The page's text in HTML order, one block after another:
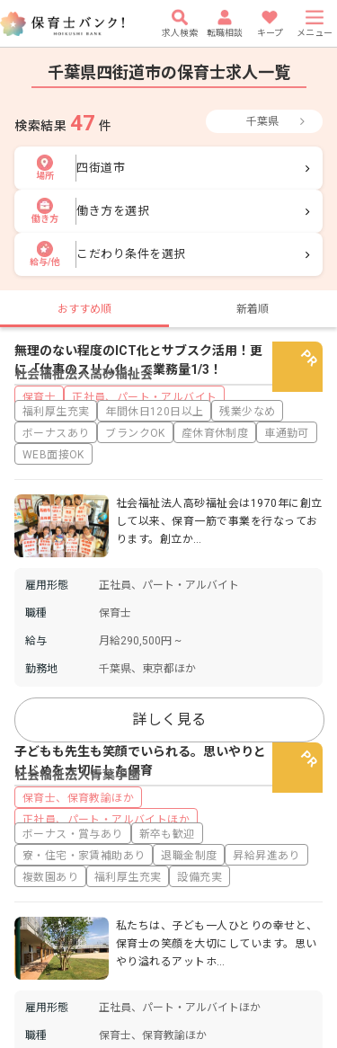
求人検索 転職相談 キープ メニュー
千葉県四街道市の保育士求人一覧
検索結果 47 件 千葉県
場所
四街道市
働き方
働き方を選択
給与/他
こだわり条件を選択
おすすめ順 新着順
社会福祉法人高砂福祉会
保育士 正社員、パート・アルバイト
無理のない程度のICT化とサブスク活用！更
に「仕事のスリム化」で業務量1/3！
福利厚生充実 年間休日120日以上
残業少なめ
ボーナスあり
ブランクOK 産休育休制度
車通勤可
WEB面接OK
社会福祉法人高砂福祉会は1970年に創立
して以来、保育一筋で事業を行なってお
ります。創立か…
雇用形態 正社員、パート・アルバイト
職種 保育士
給与 月給290,500円 ~
勤務地 千葉県、東京都ほか
詳しく見る
社会福祉法人青葉学園
保育士、保育教諭ほか
正社員、パート・アルバイトほか
子どもも先生も笑顔でいられる。思いやりと
けじめを大切にした保育
ボーナス・賞与あり
新卒も歓迎
寮・住宅・家賃補助あり
退職金制度
昇給昇進あり
複数園あり
福利厚生充実 設備充実
私たちは、子ども一人ひとりの幸せと、
保育士の笑顔を大切にしています。思い
やり溢れるアットホ…
雇用形態 正社員、パート・アルバイトほか
職種 保育士、保育教諭ほか